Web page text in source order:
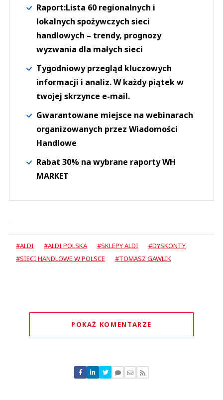
Raport:Lista 60 regionalnych i
lokalnych spożywczych sieci
handlowych – trendy, prognozy
wyzwania dla małych sieci
Tygodniowy przegląd kluczowych
informacji i analiz. W każdy piątek w
twojej skrzynce e-mail.
Gwarantowane miejsce na webinarach
organizowanych przez Wiadomości
Handlowe
Rabat 30% na wybrane raporty WH
MARKET
#ALDI #ALDI POLSKA #SKLEPY ALDI
#DYSKONTY
#SIECI HANDLOWE W POLSCE
#TOMASZ GAWLIK
POKAŻ KOMENTARZE
Nie znaleziono komentarzy
Zostaw swoje komentarze